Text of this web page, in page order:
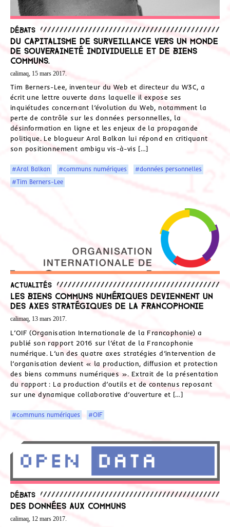
Débats
Du capitalisme de surveillance vers un monde
de souveraineté individuelle et de biens
communs.
calimaq, 15 mars 2017.
Tim Berners-Lee, inventeur du Web et directeur du W3C, a
écrit une lettre ouverte dans laquelle il expose ses
inquiétudes concernant l’évolution du Web, notamment la
perte de contrôle sur les données personnelles, la
désinformation en ligne et les enjeux de la propagande
politique. Le blogueur Aral Balkan lui répond en critiquant
son positionnement ambigu vis-à-vis […]
#Aral Balkan #communs numériques
#données personnelles
#Tim Berners-Lee
Actualités
Les biens communs numériques deviennent un
des axes stratégiques de la Francophonie
calimaq, 13 mars 2017.
L’OIF (Organisation Internationale de la Francophonie) a
publié son rapport 2016 sur l’état de la Francophonie
numérique. L’un des quatre axes stratégies d’intervention de
l’organisation devient « la production, diffusion et protection
des biens communs numériques ». Extrait de la présentation
du rapport : La production d’outils et de contenus reposant
sur une dynamique collaborative d’ouverture et […]
#communs numériques #OIF
Débats
Des données aux communs
calimaq, 12 mars 2017.